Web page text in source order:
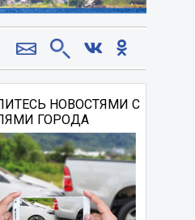
НОВОСТЯМИ С
ГОРОДА